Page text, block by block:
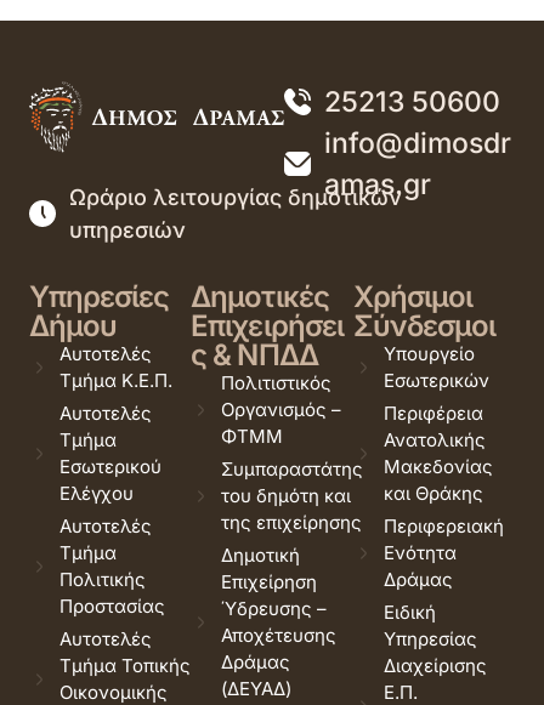
25213 50600
info@dimosdr
amas.gr
Ωράριο λειτουργίας δημοτικών
υπηρεσιών
Υπηρεσίες
Δήμου
Αυτοτελές
Τμήμα Κ.Ε.Π.
Αυτοτελές
Τμήμα
Εσωτερικού
Ελέγχου
Αυτοτελές
Τμήμα
Πολιτικής
Προστασίας
Αυτοτελές
Τμήμα Τοπικής
Οικονομικής
Δημοτικές
Επιχειρήσει
ς & ΝΠΔΔ
Πολιτιστικός
Οργανισμός –
ΦΤΜΜ
Συμπαραστάτης
του δημότη και
της επιχείρησης
Δημοτική
Επιχείρηση
Ύδρευσης –
Αποχέτευσης
Δράμας
(ΔΕΥΑΔ)
Χρήσιμοι
Σύνδεσμοι
Υπουργείο
Εσωτερικών
Περιφέρεια
Ανατολικής
Μακεδονίας
και Θράκης
Περιφερειακή
Ενότητα
Δράμας
Ειδική
Υπηρεσίας
Διαχείρισης
Ε.Π.